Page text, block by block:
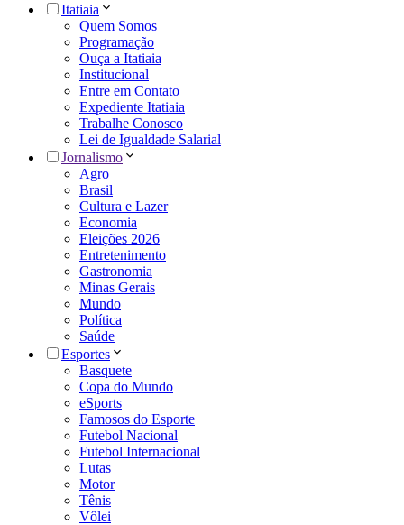
Itatiaia
Quem Somos
Programação
Ouça a Itatiaia
Institucional
Entre em Contato
Expediente Itatiaia
Trabalhe Conosco
Lei de Igualdade Salarial
Jornalismo
Agro
Brasil
Cultura e Lazer
Economia
Eleições 2026
Entretenimento
Gastronomia
Minas Gerais
Mundo
Política
Saúde
Esportes
Basquete
Copa do Mundo
eSports
Famosos do Esporte
Futebol Nacional
Futebol Internacional
Lutas
Motor
Tênis
Vôlei